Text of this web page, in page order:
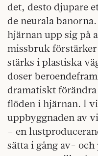
det, desto djupare
de neurala
hjärnan upp sig på
missbruk
stärks i plastiska
doser
dramatiskt
flöden i hjärnan. I
uppbyggnaden av
– en
sätta i gång av- och